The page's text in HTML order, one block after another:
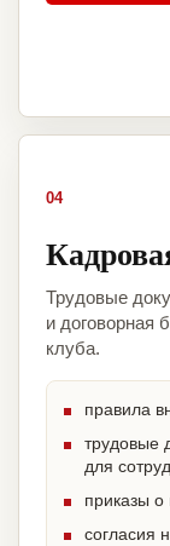
04
Трудовые
и договорная
клуба.
правила
трудовые
для
приказы
согласия